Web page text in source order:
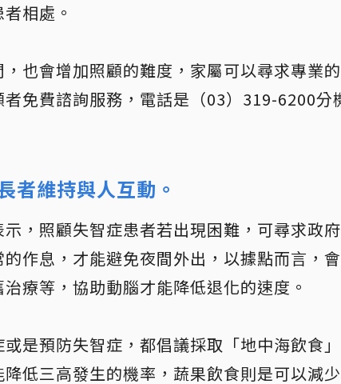
相處。
也會增加照顧的難度，家屬可以尋求專業
免費諮詢服務，電話是（03）319-6200
者維持與人互動。
，照顧失智症患者若出現困難，可尋求政
作息，才能避免夜間外出，以據點而言，
療等，協助動腦才能降低退化的速度。
是預防失智症，都倡議採取「地中海飲食
低三高發生的機率，蔬果飲食則是可以減